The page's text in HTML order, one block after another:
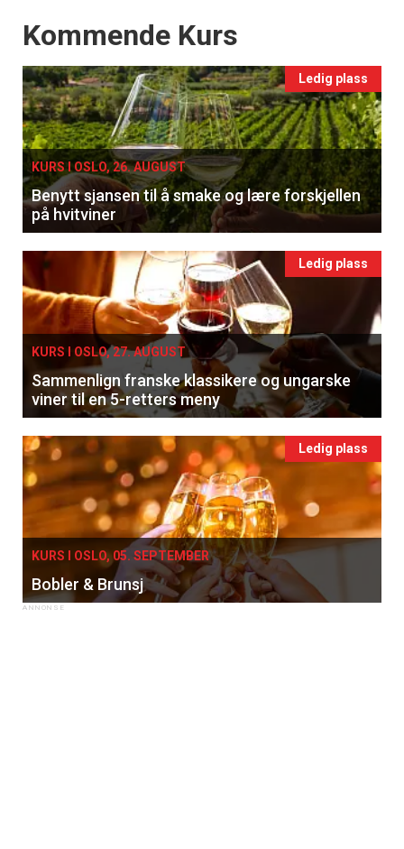
×
Få ukentlige nyhetsbrev fra
Apéritif
Vi tilbyr flere ukentlige nyhetsbrev. Du
Events
Kommende Kurs
Ledig plass
KURS I OSLO, 26. AUGUST
Benytt sjansen til å smake og lære forskjellen
på hvitviner
Ledig plass
KURS I OSLO, 27. AUGUST
Sammenlign franske klassikere og ungarske
viner til en 5-retters meny
Ledig plass
KURS I OSLO, 05. SEPTEMBER
Bobler & Brunsj